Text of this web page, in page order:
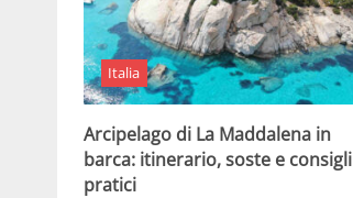
Italia
Arcipelago di La Maddalena in
barca: itinerario, soste e consigli
pratici